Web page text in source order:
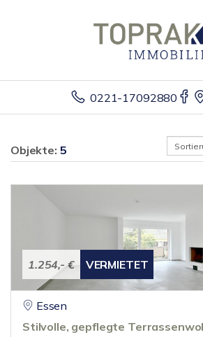
0221-17092880
Objekte: 5
1.254,- € VERMIETET
Essen
Stilvolle, gepflegte